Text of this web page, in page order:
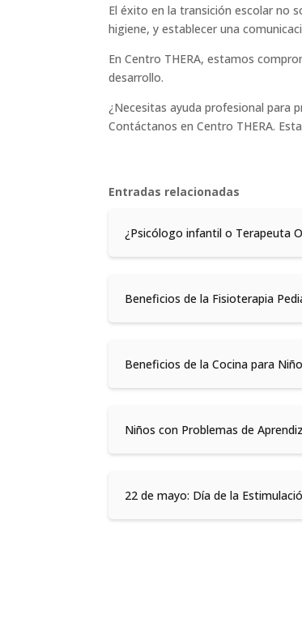
El éxito en la transición escolar no
higiene, y establecer una
En Centro THERA, estamos
desarrollo.
¿Necesitas ayuda profesional para
Contáctanos en Centro THERA.
Entradas relacionadas
¿Psicólogo infantil o Terapeuta
Beneficios de la Fisioterapia
Beneficios de la Cocina para
Niños con Problemas de
22 de mayo: Día de la